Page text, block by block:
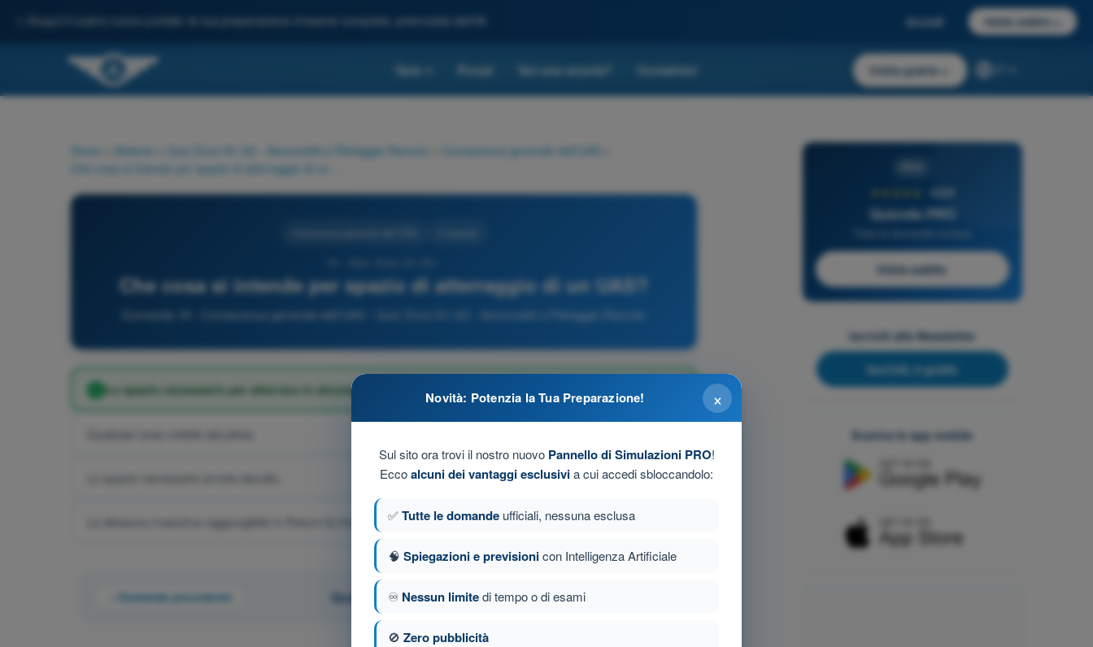
Scopri il nostro nuovo portale: la tua preparazione d'esame completa, potenziata dall'IA Accedi Inizia subito
Quiz Prezzi Sei una scuola? Contattaci Inizia gratis
Home Materie Quiz Droni A1-A3 - Aeromobili a Pilotaggio Remoto Conoscenza generale dell’UAS
Che cosa si intende per spazio di atterraggio di un UAS?
Domanda 19 - Conoscenza generale dell’UAS - Quiz Droni A1-A3 - Aeromobili a Pilotaggio Remoto
Lo spazio necessario per atterrare in sicurezza, considerando peso, ostacoli e margini operativi.
Qualsiasi area visibile dal pilota.
Lo spazio necessario al solo decollo.
La distanza massima raggiungibile in Return-to-Home.
Domanda precedente Domanda 19 di 66 Domanda successiva
4,6/5
Quizvds PRO
Inizia subito
Iscriviti alla Newsletter
Iscriviti, è gratis
Scarica le app mobile
×
Novità: Potenzia la Tua Preparazione!
Sul sito ora trovi il nostro nuovo Pannello di Simulazioni PRO!
Eccoalcuni dei vantaggi esclusivia cui accedi sbloccandolo:
✅Tutte le domande ufficiali, nessuna esclusa
🧠 Spiegazioni e previsionicon Intelligenza Artificiale
♾️ Nessun limitedi tempo o di esami
🚫 Zero pubblicità